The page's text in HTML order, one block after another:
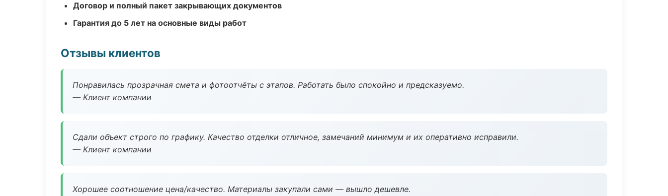
Договор и полный пакет закрывающих документов
Гарантия до 5 лет на основные виды работ
Отзывы клиентов
Понравилась прозрачная смета и фотоотчёты с этапов. Работать было спокойно и предсказуемо.
— Клиент компании
Сдали объект строго по графику. Качество отделки отличное, замечаний минимум и их оперативно исправили.
— Клиент компании
Хорошее соотношение цена/качество. Материалы закупали сами — вышло дешевле.